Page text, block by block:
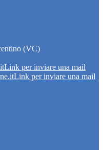
(VC)
Link per inviare una mail
Link per inviare una mail